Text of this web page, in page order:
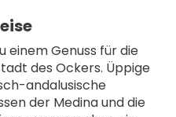
einem Genuss für die
des Ockers. Üppige
andalusische
der Medina und die